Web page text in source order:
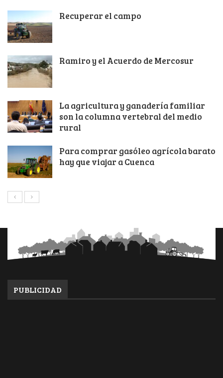
Recuperar el campo
Ramiro y el Acuerdo de Mercosur
La agricultura y ganadería familiar
son la columna vertebral del medio
rural
Para comprar gasóleo agrícola barato
hay que viajar a Cuenca
PUBLICIDAD